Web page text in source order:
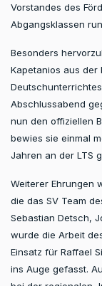
Vorstandes des
Abgangsklassen
Besonders
Kapetanios aus der
Abschlussabend
nun den offiziellen
bewies sie einmal
Jahren an der LTS
Weiterer Ehrungen
die das SV Team
Sebastian Detsch,
wurde die Arbeit
Einsatz für Raffael
ins Auge gefasst.